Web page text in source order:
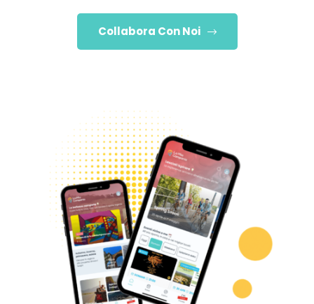
Collabora Con Noi